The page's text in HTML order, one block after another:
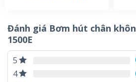
Đánh giá Bơm hút chân
1500E
5
4